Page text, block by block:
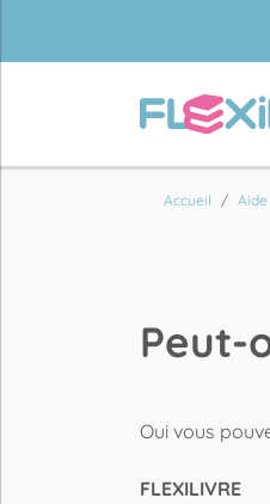
Accueil Aide
Peut-
Oui vous
FLEXILIVRE